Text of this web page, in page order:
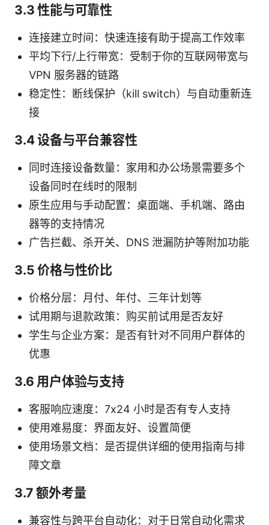
3.3 性能与可靠性
连接建立时间：快速连接有助于提高工作效率
平均下行/上行带宽：受制于你的互联网带宽与
VPN 服务器的链路
稳定性：断线保护（kill switch）与自动重新连
接
3.4 设备与平台兼容性
同时连接设备数量：家用和办公场景需要多个
设备同时在线时的限制
原生应用与手动配置：桌面端、手机端、路由
器等的支持情况
广告拦截、杀开关、DNS 泄漏防护等附加功能
3.5 价格与性价比
价格分层：月付、年付、三年计划等
试用期与退款政策：购买前试用是否友好
学生与企业方案：是否有针对不同用户群体的
优惠
3.6 用户体验与支持
客服响应速度：7x24 小时是否有专人支持
使用难易度：界面友好、设置简便
使用场景文档：是否提供详细的使用指南与排
障文章
3.7 额外考量
兼容性与跨平台自动化：对于日常自动化需求